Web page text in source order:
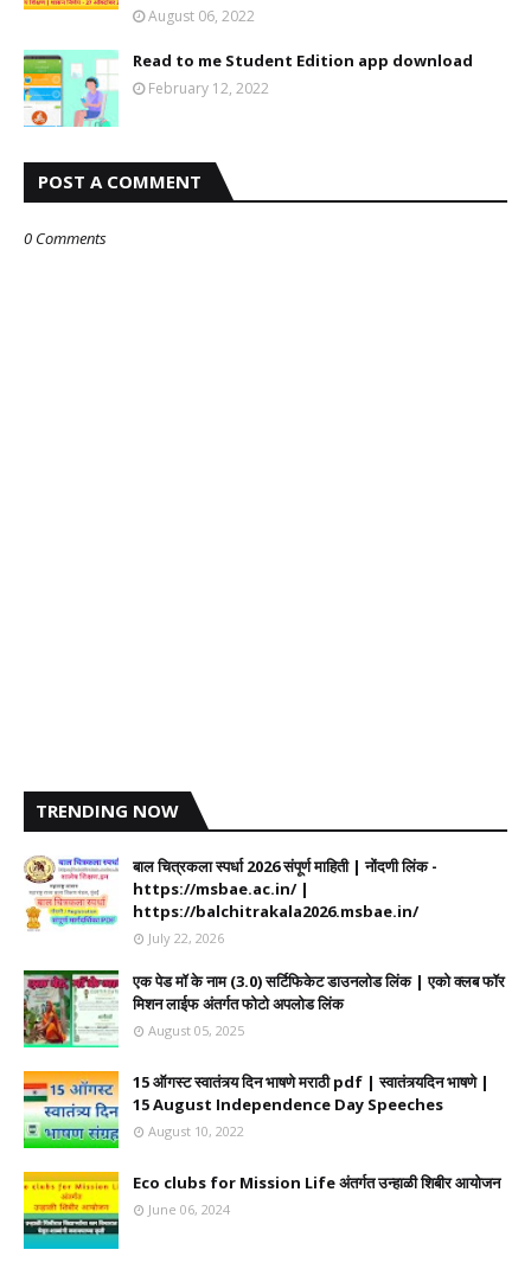
August 06, 2022
Read to me Student Edition app download
February 12, 2022
POST A COMMENT
0 Comments
TRENDING NOW
बाल चित्रकला स्पर्धा 2026 संपूर्ण माहिती | नोंदणी लिंक -
https://msbae.ac.in/ |
https://balchitrakala2026.msbae.in/
July 22, 2026
एक पेड मॉ के नाम (3.0) सर्टिफिकेट डाउनलोड लिंक | एको क्लब फॉर
मिशन लाईफ अंतर्गत फोटो अपलोड लिंक
August 05, 2025
15 ऑगस्ट स्वातंत्र्य दिन भाषणे मराठी pdf | स्वातंत्र्यदिन भाषणे |
15 August Independence Day Speeches
August 10, 2022
Eco clubs for Mission Life अंतर्गत उन्हाळी शिबीर आयोजन
June 06, 2024